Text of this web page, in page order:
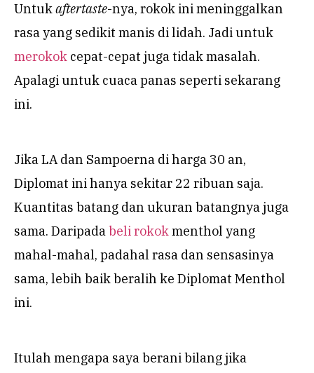
Untukaftertaste-nya, rokok ini meninggalkan
rasa yang sedikit manis di lidah. Jadi untuk
merokok cepat-cepat juga tidak masalah.
Apalagi untuk cuaca panas seperti sekarang
ini.
Jika LA dan Sampoerna di harga 30 an,
Diplomat ini hanya sekitar 22 ribuan saja.
Kuantitas batang dan ukuran batangnya juga
sama. Daripadabeli rokokmenthol yang
mahal-mahal, padahal rasa dan sensasinya
sama, lebih baik beralih ke Diplomat Menthol
ini.
Itulah mengapa saya berani bilang jika